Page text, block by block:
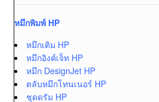
หมึกพิมพ์ HP
หมึกเติม HP
หมึกอิงค์เจ็ท HP
หมึก DesignJet HP
ตลับหมึกโทนเนอร์ HP
ชุดดรัม HP